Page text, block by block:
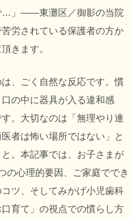
…」――東灘区／御影の当院
労されている保護者の方か
きます。
、ごく自然な反応です。慣
の中に器具が入る違和感
。大切なのは「無理やり連
者は怖い場所ではない」と
。本記事では、お子さまが
の心理的要因、ご家庭ででき
ツ、そしてみかげ小児歯科
育て」の視点での慣らし方